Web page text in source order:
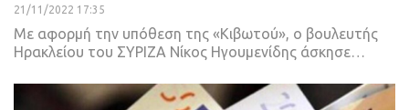
21/11/2022 17:35
Με αφορμή την υπόθεση της «Κιβωτού», ο βουλευτής
Ηρακλείου του ΣΥΡΙΖΑ Νίκος Ηγουμενίδης άσκησε…